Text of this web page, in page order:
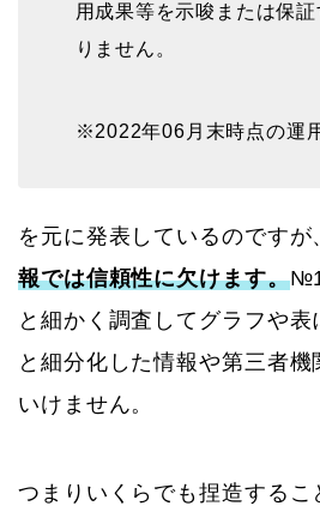
用成果等を示唆または保
りません。
※2022年06月末時点の運
を元に発表しているのですが
報では信頼性に欠けます。№1
と細かく調査してグラフや表
と細分化した情報や第三者
いけません。
つまりいくらでも捏造するこ